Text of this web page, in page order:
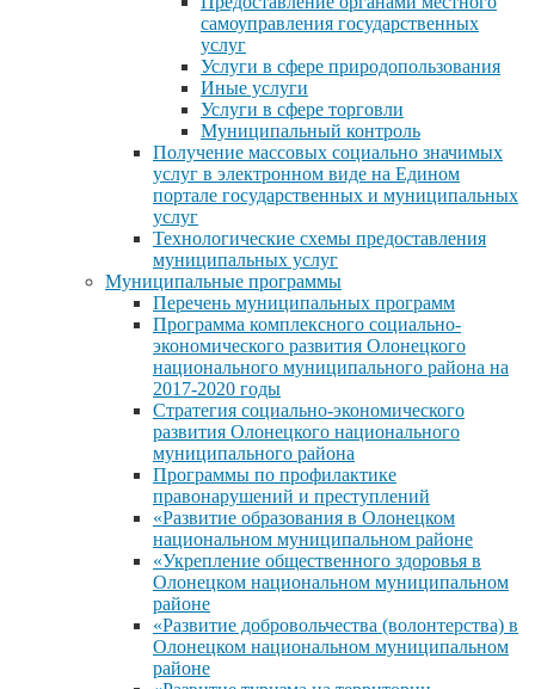
самоуправления государственных
услуг
Услуги в сфере природопользования
Иные услуги
Услуги в сфере торговли
Муниципальный контроль
Получение массовых социально значимых
услуг в электронном виде на Едином
портале государственных и муниципальных
услуг
Технологические схемы предоставления
муниципальных услуг
Муниципальные программы
Перечень муниципальных программ
Программа комплексного социально-
экономического развития Олонецкого
национального муниципального района на
2017-2020 годы
Стратегия социально-экономического
развития Олонецкого национального
муниципального района
Программы по профилактике
правонарушений и преступлений
«Развитие образования в Олонецком
национальном муниципальном районе
«Укрепление общественного здоровья в
Олонецком национальном муниципальном
районе
«Развитие добровольчества (волонтерства) в
Олонецком национальном муниципальном
районе